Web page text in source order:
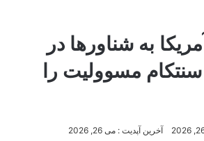
به شناورها در
مسوولیت را
آخرین آپدیت : می 26, 2026